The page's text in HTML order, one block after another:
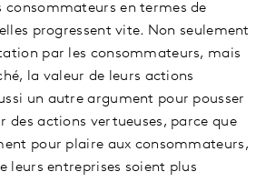
consommateurs en termes de
progressent vite. Non seulement
par les consommateurs, mais
la valeur de leurs actions
un autre argument pour pousser
des actions vertueuses, parce que
pour plaire aux consommateurs,
leurs entreprises soient plus